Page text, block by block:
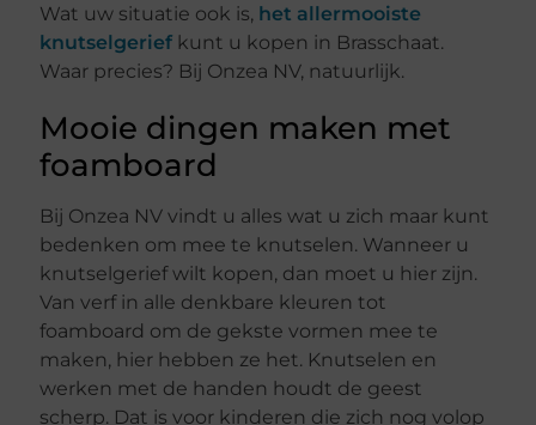
Wat uw situatie ook is, het allermooiste
knutselgerief kunt u kopen in Brasschaat.
Waar precies? Bij Onzea NV, natuurlijk.
Mooie dingen maken met
foamboard
Bij Onzea NV vindt u alles wat u zich maar kunt
bedenken om mee te knutselen. Wanneer u
knutselgerief wilt kopen, dan moet u hier zijn.
Van verf in alle denkbare kleuren tot
foamboard om de gekste vormen mee te
maken, hier hebben ze het. Knutselen en
werken met de handen houdt de geest
scherp. Dat is voor kinderen die zich nog volop